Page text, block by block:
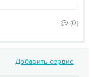
(0)
Добавить сервис